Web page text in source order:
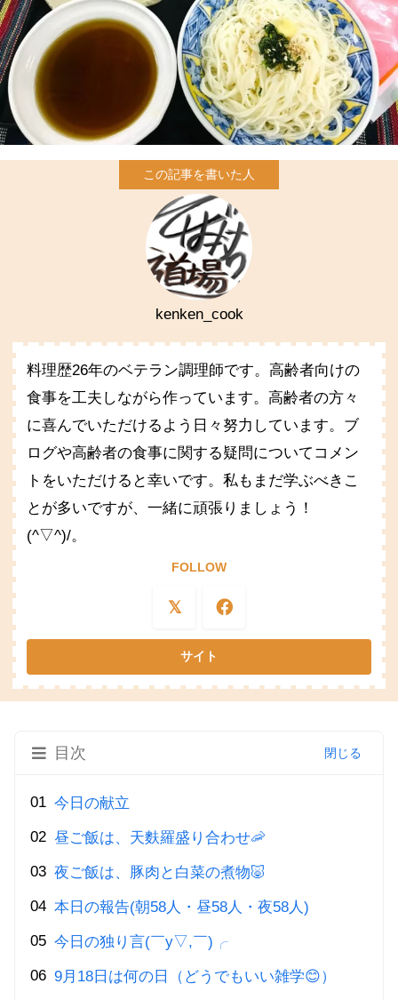
kenken_cook
料理歴26年のベテラン調理師です。高齢者向けの
食事を工夫しながら作っています。高齢者の方々
に喜んでいただけるよう日々努力しています。ブ
ログや高齢者の食事に関する疑問についてコメン
トをいただけると幸いです。私もまだ学ぶべきこ
とが多いですが、一緒に頑張りましょう！
(^▽^)/。
FOLLOW
目次
今日の献立
昼ご飯は、天麩羅盛り合わせ🦐
夜ご飯は、豚肉と白菜の煮物🐷
本日の報告(朝58人・昼58人・夜58人)
今日の独り言(￣y▽,￣)╭
9月18日は何の日（どうでもいい雑学😊）